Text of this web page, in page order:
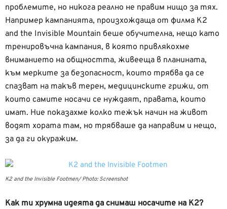
проблемите, но никога реално не правим нищо за тях.
Например кампанията, произхождаща от филма К2
and the Invisible Mountain беше обучителна, нещо като
тренировъчна кампания, в която привлякохме
вниманието на общността, живееща в планината,
към мерките за безопасност, които трябва да се
спазват на такъв терен, медицинските грижи, от
които самите носачи се нуждаят, правата, които
имат. Ние показахме колко тежък начин на живот
водят хората там, но трябваше да направим и нещо,
за да ги окуражим.
К2 and the Invisible Footmen/ Photo: Screenshot
Как ти хрумна идеята да снимаш носачите на К2?